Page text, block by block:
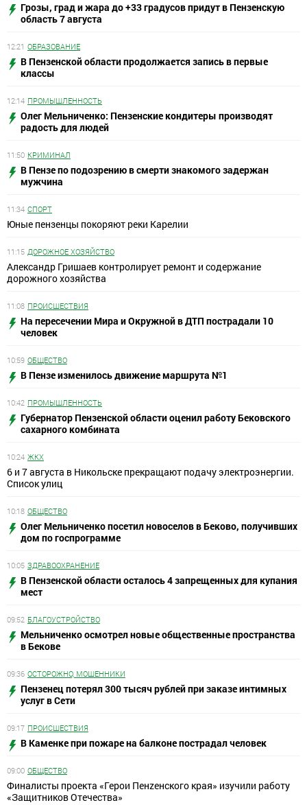
Грозы, град и жара до +33 градусов придут в Пензенскую
область 7 августа
12:21 ОБРАЗОВАНИЕ
В Пензенской области продолжается запись в первые
классы
12:14 ПРОМЫШЛЕННОСТЬ
Олег Мельниченко: Пензенские кондитеры производят
радость для людей
11:50 КРИМИНАЛ
В Пензе по подозрению в смерти знакомого задержан
мужчина
11:34 СПОРТ
Юные пензенцы покоряют реки Карелии
11:15 ДОРОЖНОЕ ХОЗЯЙСТВО
Александр Гришаев контролирует ремонт и содержание
дорожного хозяйства
11:08 ПРОИСШЕСТВИЯ
На пересечении Мира и Окружной в ДТП пострадали 10
человек
10:59 ОБЩЕСТВО
В Пензе изменилось движение маршрута №1
10:42 ПРОМЫШЛЕННОСТЬ
Губернатор Пензенской области оценил работу Бековского
сахарного комбината
10:24 ЖКХ
6 и 7 августа в Никольске прекращают подачу электроэнергии.
Список улиц
10:18 ОБЩЕСТВО
Олег Мельниченко посетил новоселов в Беково, получивших
дом по госпрограмме
10:05 ЗДРАВООХРАНЕНИЕ
В Пензенской области осталось 4 запрещенных для купания
мест
09:52 БЛАГОУСТРОЙСТВО
Мельниченко осмотрел новые общественные пространства
в Бекове
09:36 ОСТОРОЖНО, МОШЕННИКИ
Пензенец потерял 300 тысяч рублей при заказе интимных
услуг в Сети
09:17 ПРОИСШЕСТВИЯ
В Каменке при пожаре на балконе пострадал человек
09:00 ОБЩЕСТВО
Финалисты проекта «Герои Пенzенского края» изучили работу
«Защитников Отечества»